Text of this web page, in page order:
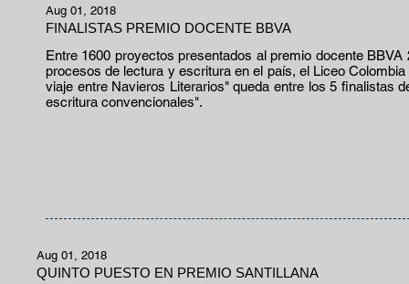
Aug 01, 2018
FINALISTAS PREMIO DOCENTE BBVA
Entre 1600 proyectos presentados al premio docente
procesos de lectura y escritura en el país, el Liceo
viaje entre Navieros Literarios" queda entre los 5 finalistas
escritura convencionales".
Aug 01, 2018
QUINTO PUESTO EN PREMIO SANTILLANA